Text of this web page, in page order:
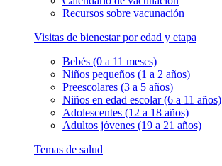
Recursos sobre vacunación
Visitas de bienestar por edad y etapa
Bebés (0 a 11 meses)
Niños pequeños (1 a 2 años)
Preescolares (3 a 5 años)
Niños en edad escolar (6 a 11 años)
Adolescentes (12 a 18 años)
Adultos jóvenes (19 a 21 años)
Temas de salud